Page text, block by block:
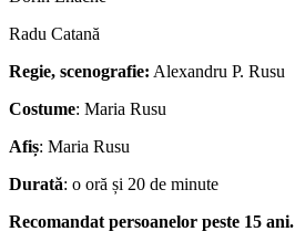
Radu Catană
Regie, scenografie: Alexandru P. Rusu
Costume: Maria Rusu
Afiș: Maria Rusu
Durată: o oră și 20 de minute
Recomandat persoanelor peste 15 ani.